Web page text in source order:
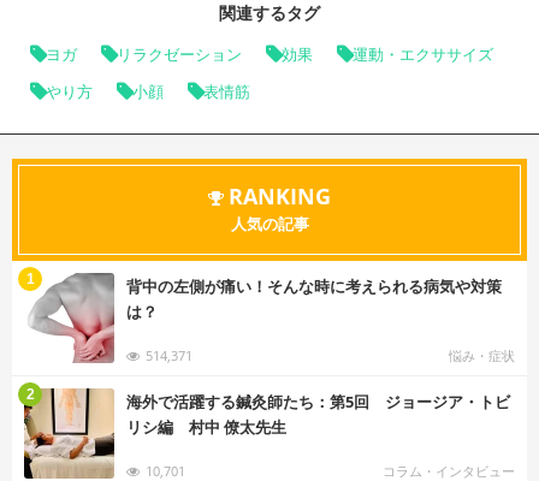
関連するタグ
ヨガ リラクゼーション 効果 運動・エクササイズ
やり方 小顔 表情筋
RANKING
人気の記事
背中の左側が痛い！そんな時に考えられる病気や対策
は？
514,371 悩み・症状
1
海外で活躍する鍼灸師たち：第5回 ジョージア・トビ
リシ編 村中 僚太先生
10,701 コラム・インタビュー
2